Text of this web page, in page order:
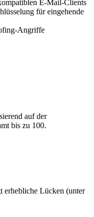
E-Mail-Clients
für eingehende
Angriffe
auf der
bis zu 100.
erhebliche Lücken (unter